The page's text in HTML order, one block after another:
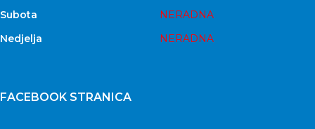
Subota
NERADNA
Nedjelja
NERADNA
FACEBOOK STRANICA